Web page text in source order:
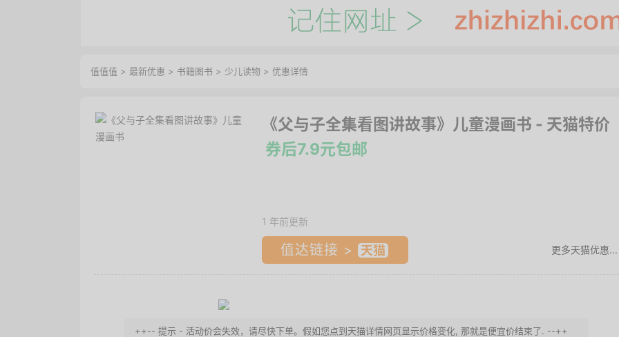
值值值 > 最新优惠 > 书籍图书 > 少儿读物 > 优惠详情
《父与子全集看图讲故事》儿童漫画书 - 天猫特价
券后7.9元包邮
1 年前更新
值达链接 > 更多天猫优惠...
++-- 提示 - 活动价会失效，请尽快下单。假如您点到天猫详情网页显示价格变化, 那就是便宜价结束了. --++